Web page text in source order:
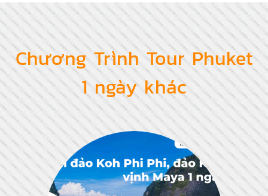
Chương Trình Tour Phuket
1 ngày khác